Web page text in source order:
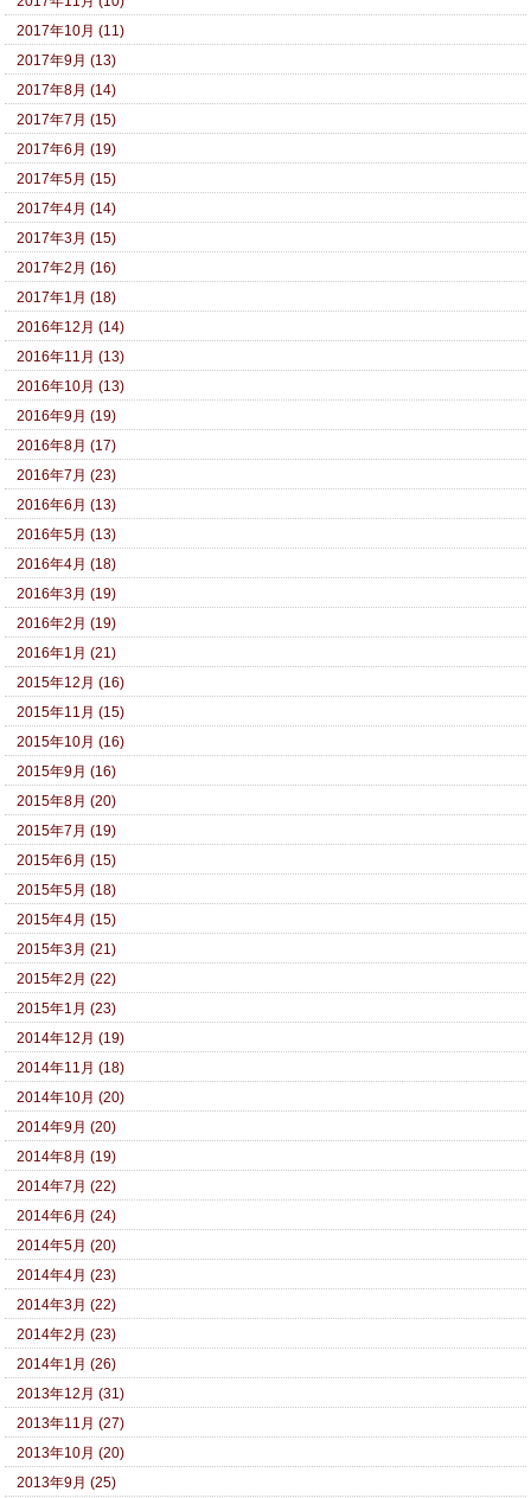
2017年10月 (11)
2017年9月 (13)
2017年8月 (14)
2017年7月 (15)
2017年6月 (19)
2017年5月 (15)
2017年4月 (14)
2017年3月 (15)
2017年2月 (16)
2017年1月 (18)
2016年12月 (14)
2016年11月 (13)
2016年10月 (13)
2016年9月 (19)
2016年8月 (17)
2016年7月 (23)
2016年6月 (13)
2016年5月 (13)
2016年4月 (18)
2016年3月 (19)
2016年2月 (19)
2016年1月 (21)
2015年12月 (16)
2015年11月 (15)
2015年10月 (16)
2015年9月 (16)
2015年8月 (20)
2015年7月 (19)
2015年6月 (15)
2015年5月 (18)
2015年4月 (15)
2015年3月 (21)
2015年2月 (22)
2015年1月 (23)
2014年12月 (19)
2014年11月 (18)
2014年10月 (20)
2014年9月 (20)
2014年8月 (19)
2014年7月 (22)
2014年6月 (24)
2014年5月 (20)
2014年4月 (23)
2014年3月 (22)
2014年2月 (23)
2014年1月 (26)
2013年12月 (31)
2013年11月 (27)
2013年10月 (20)
2013年9月 (25)